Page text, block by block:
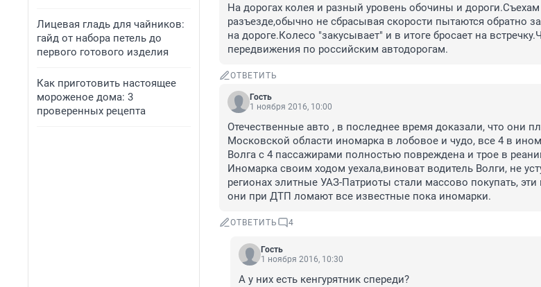
Лицевая гладь для чайников:
гайд от набора петель до
первого готового изделия
Как приготовить настоящее
мороженое дома: 3
проверенных рецепта
На дорогах колея и разный уровень обочины и
разъезде,обычно не сбрасывая скорости пытаются обратно
на дороге.Колесо "закусывает" и в итоге бросает на
передвижения по российским автодорогам.
ОТВЕТИТЬ
Гость
1 ноября 2016, 10:00
Отечественные авто , в последнее время доказали, что они
Московской области иномарка в лобовое и чудо, все 4 в
Волга с 4 пассажирами полностью повреждена и трое в
Иномарка своим ходом уехала,виноват водитель Волги, не
регионах элитные УАЗ-Патриоты стали массово покупать,
они при ДТП ломают все известные пока иномарки.
ОТВЕТИТЬ 4
Гость
1 ноября 2016, 10:30
А у них есть кенгурятник спереди?